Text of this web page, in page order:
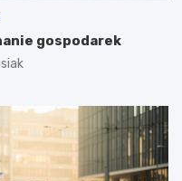
gospodarek